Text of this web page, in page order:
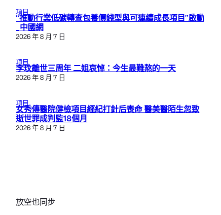
項目
“推動行業低碳轉查包養價錢型與可連續成長項目”啟動
_中國網
2026 年 8 月 7 日
項目
李玟離世三周年 二姐哀悼：今生最難熬的一天
2026 年 8 月 7 日
項目
女秀傳醫院健檢項目經紀打針后喪命 醫美醫陌生忽致
逝世罪成判監18個月
2026 年 8 月 7 日
放空也同步